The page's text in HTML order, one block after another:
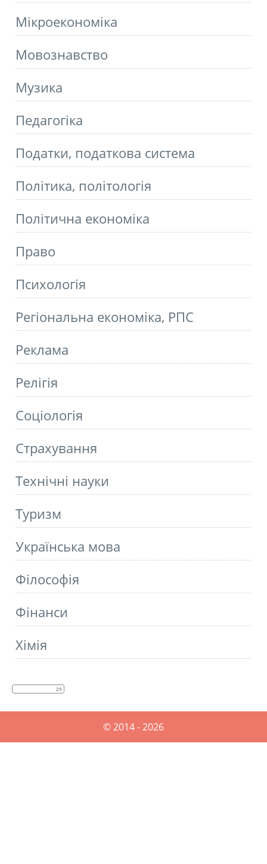
Мікроекономіка
Мовознавство
Музика
Педагогіка
Податки, податкова система
Політика, політологія
Політична економіка
Право
Психологія
Регіональна економіка, РПС
Реклама
Релігія
Соціологія
Страхування
Технічні науки
Туризм
Українська мова
Філософія
Фінанси
Хімія
© 2014 - 2026